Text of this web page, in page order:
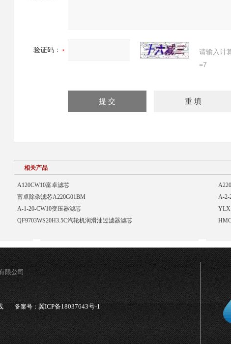
验证码：
请输入计
=7
相关产品
A120CW10富卓滤芯
富卓除杂滤芯A220G01BM
A-2-
A-1-20-CW10变压器滤芯
QF9703WS20H3.5C汽轮机润滑油过滤器滤芯
限公司
备案号：冀ICP备18037643号-1